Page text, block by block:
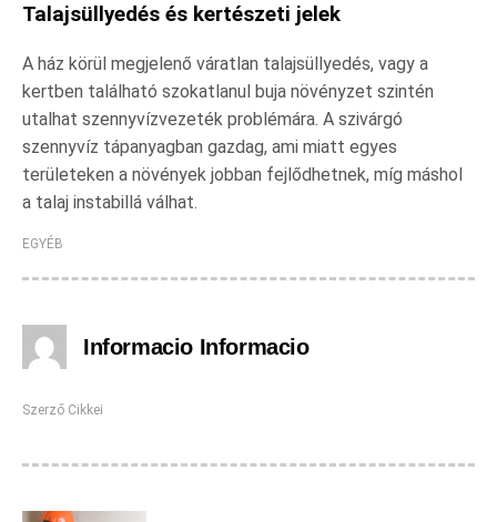
Talajsüllyedés és kertészeti jelek
A ház körül megjelenő váratlan talajsüllyedés, vagy a
kertben található szokatlanul buja növényzet szintén
utalhat szennyvízvezeték problémára. A szivárgó
szennyvíz tápanyagban gazdag, ami miatt egyes
területeken a növények jobban fejlődhetnek, míg máshol
a talaj instabillá válhat.
EGYÉB
Informacio Informacio
Szerző Cikkei